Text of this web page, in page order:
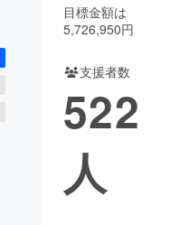
CAMPFIRE Creation
コミュニティ
目標金額は
5,726,950円
支援者数
522
人